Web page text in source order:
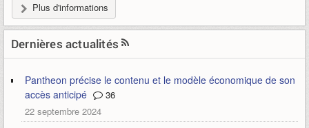
Plus d'informations
Dernières actualités
Pantheon précise le contenu et le modèle économique de son
accès anticipé
36
22 septembre 2024